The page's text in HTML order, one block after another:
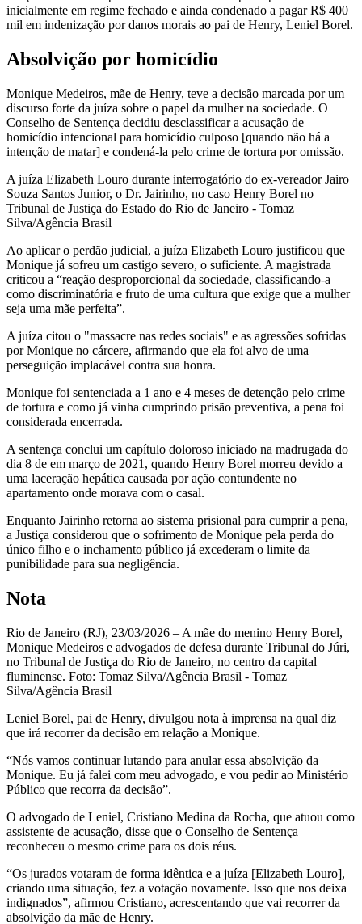
inicialmente em regime fechado e ainda condenado a pagar R$ 400
mil em indenização por danos morais ao pai de Henry, Leniel Borel.
Absolvição por homicídio
Monique Medeiros, mãe de Henry, teve a decisão marcada por um
discurso forte da juíza sobre o papel da mulher na sociedade. O
Conselho de Sentença decidiu desclassificar a acusação de
homicídio intencional para homicídio culposo [quando não há a
intenção de matar] e condená-la pelo crime de tortura por omissão.
A juíza Elizabeth Louro durante interrogatório do ex-vereador Jairo
Souza Santos Junior, o Dr. Jairinho, no caso Henry Borel no
Tribunal de Justiça do Estado do Rio de Janeiro - Tomaz
Silva/Agência Brasil
Ao aplicar o perdão judicial, a juíza Elizabeth Louro justificou que
Monique já sofreu um castigo severo, o suficiente. A magistrada
criticou a “reação desproporcional da sociedade, classificando-a
como discriminatória e fruto de uma cultura que exige que a mulher
seja uma mãe perfeita”.
A juíza citou o "massacre nas redes sociais" e as agressões sofridas
por Monique no cárcere, afirmando que ela foi alvo de uma
perseguição implacável contra sua honra.
Monique foi sentenciada a 1 ano e 4 meses de detenção pelo crime
de tortura e como já vinha cumprindo prisão preventiva, a pena foi
considerada encerrada.
A sentença conclui um capítulo doloroso iniciado na madrugada do
dia 8 de em março de 2021, quando Henry Borel morreu devido a
uma laceração hepática causada por ação contundente no
apartamento onde morava com o casal.
Enquanto Jairinho retorna ao sistema prisional para cumprir a pena,
a Justiça considerou que o sofrimento de Monique pela perda do
único filho e o inchamento público já excederam o limite da
punibilidade para sua negligência.
Nota
Rio de Janeiro (RJ), 23/03/2026 – A mãe do menino Henry Borel,
Monique Medeiros e advogados de defesa durante Tribunal do Júri,
no Tribunal de Justiça do Rio de Janeiro, no centro da capital
fluminense. Foto: Tomaz Silva/Agência Brasil - Tomaz
Silva/Agência Brasil
Leniel Borel, pai de Henry, divulgou nota à imprensa na qual diz
que irá recorrer da decisão em relação a Monique.
“Nós vamos continuar lutando para anular essa absolvição da
Monique. Eu já falei com meu advogado, e vou pedir ao Ministério
Público que recorra da decisão”.
O advogado de Leniel, Cristiano Medina da Rocha, que atuou como
assistente de acusação, disse que o Conselho de Sentença
reconheceu o mesmo crime para os dois réus.
“Os jurados votaram de forma idêntica e a juíza [Elizabeth Louro],
criando uma situação, fez a votação novamente. Isso que nos deixa
indignados”, afirmou Cristiano, acrescentando que vai recorrer da
absolvição da mãe de Henry.